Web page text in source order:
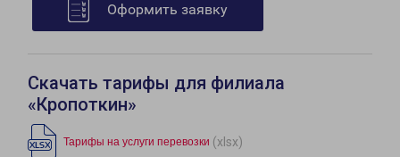
Оформить заявку
Скачать тарифы для филиала
«Кропоткин»
Тарифы на услуги перевозки (xlsx)